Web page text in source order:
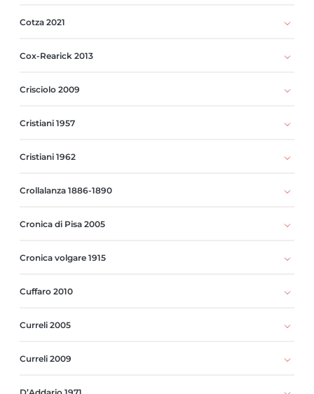
Cotza 2021
Cox-Rearick 2013
Crisciolo 2009
Cristiani 1957
Cristiani 1962
Crollalanza 1886-1890
Cronica di Pisa 2005
Cronica volgare 1915
Cuffaro 2010
Curreli 2005
Curreli 2009